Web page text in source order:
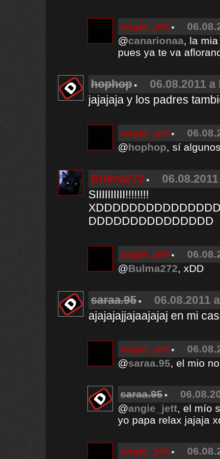
angie_jett
@canarionaa, la
pues ya te va
hophop
06.08.2011
jajajaja y los padres
angie_jett
@hophop, sí
Bulma272
SIIIIIIIIII!!!!!!!!
DDDDDDDDDDDDDDD
angie_jett
@Bulma272, xDD
saraa.95
06.08.2011
ajajajajjajaajajaj en mi
angie_jett
@saraa.95, el mio
saraa.95
@angie_jett, el mío
yo papa relax jajaja
angie_jett